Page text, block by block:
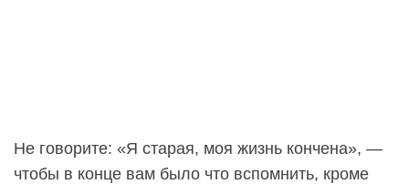
Не говорите: «Я старая, моя жизнь кончена», —
чтобы в конце вам было что вспомнить, кроме